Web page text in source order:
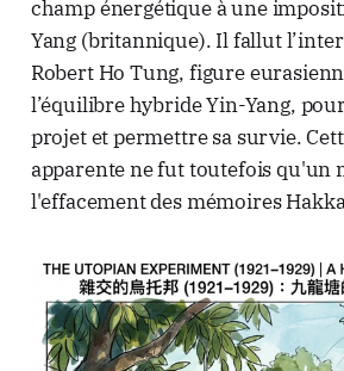
champ énergétique à une
Yang (britannique). Il fallut
Robert Ho Tung, figure
l’équilibre hybride Yin-Yang,
projet et permettre sa survie.
apparente ne fut toutefois qu'un
l'effacement des mémoires